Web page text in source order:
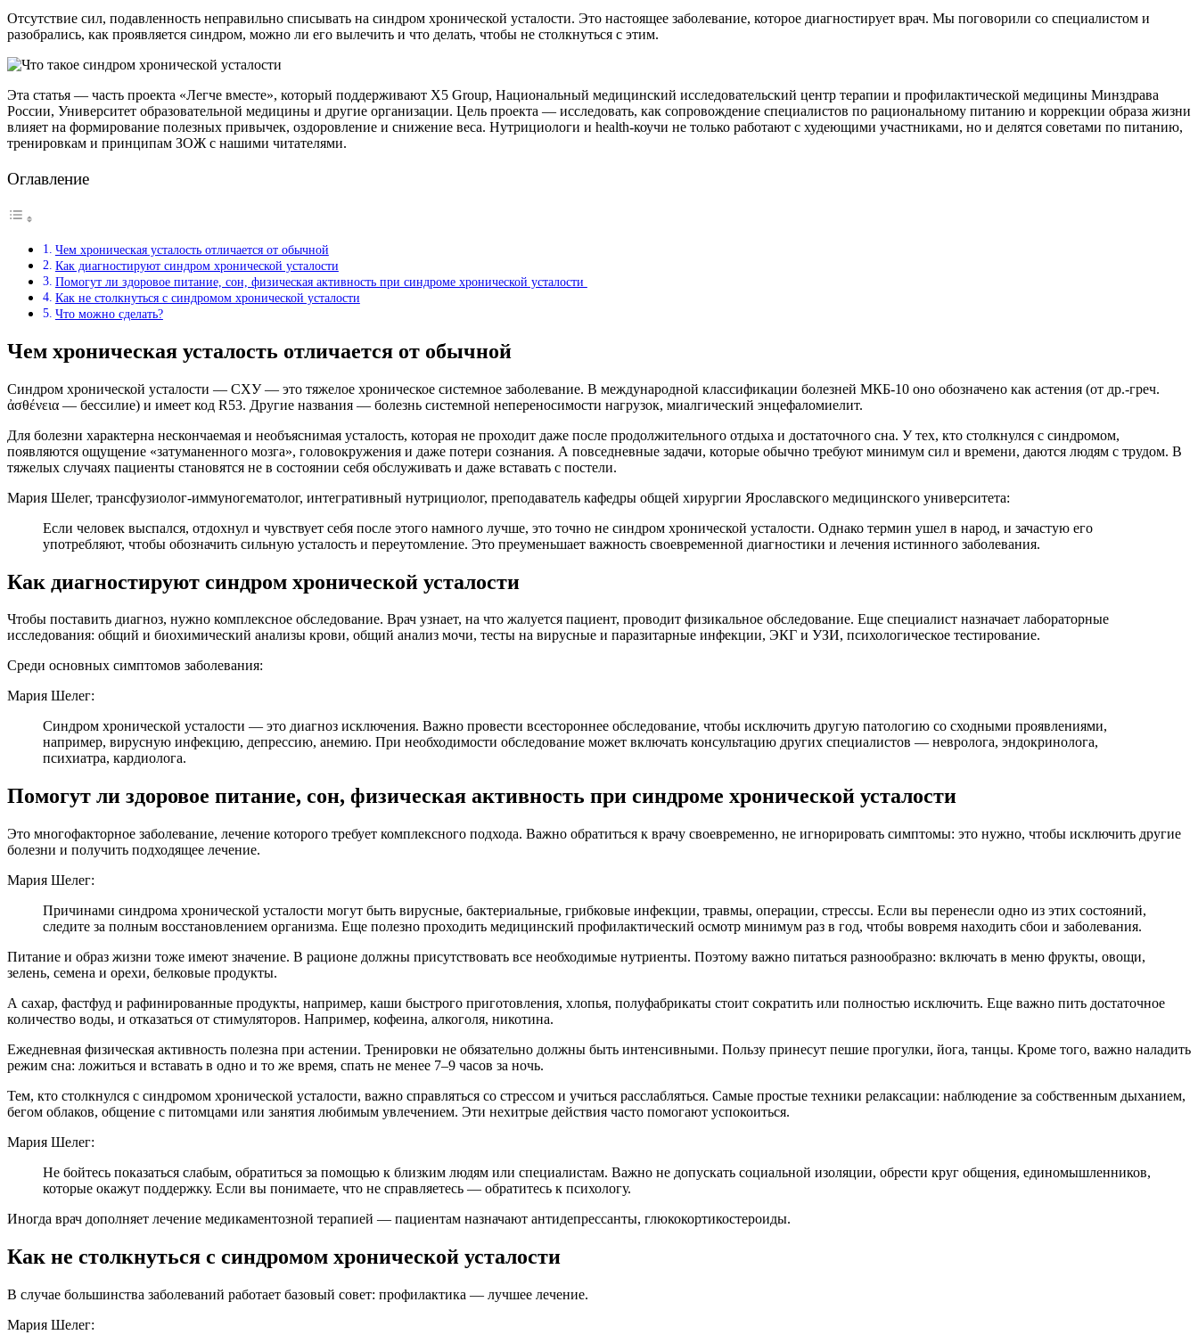
Отсутствие сил, подавленность неправильно списывать на синдром хронической усталости. Это настоящее заболевание, которое диагностирует врач. Мы поговорили со специалистом и
разобрались, как проявляется синдром, можно ли его вылечить и что делать, чтобы не столкнуться с этим.
Эта статья — часть проекта «Легче вместе», который поддерживают X5 Group, Национальный медицинский исследовательский центр терапии и профилактической медицины Минздрава
России, Университет образовательной медицины и другие организации. Цель проекта — исследовать, как сопровождение специалистов по рациональному питанию и коррекции образа жизни
влияет на формирование полезных привычек, оздоровление и снижение веса. Нутрициологи и health-коучи не только работают с худеющими участниками, но и делятся советами по питанию,
тренировкам и принципам ЗОЖ с нашими читателями.
Оглавление
Чем хроническая усталость отличается от обычной
Как диагностируют синдром хронической усталости
Помогут ли здоровое питание, сон, физическая активность при синдроме хронической усталости
Как не столкнуться с синдромом хронической усталости
Что можно сделать?
Чем хроническая усталость отличается от обычной
Синдром хронической усталости — СХУ — это тяжелое хроническое системное заболевание. В международной классификации болезней МКБ-10 оно обозначено как астения (от др.-греч.
ἀσθένεια — бессилие) и имеет код R53. Другие названия — болезнь системной непереносимости нагрузок, миалгический энцефаломиелит.
Для болезни характерна нескончаемая и необъяснимая усталость, которая не проходит даже после продолжительного отдыха и достаточного сна. У тех, кто столкнулся с синдромом,
появляются ощущение «затуманенного мозга», головокружения и даже потери сознания. А повседневные задачи, которые обычно требуют минимум сил и времени, даются людям с трудом. В
тяжелых случаях пациенты становятся не в состоянии себя обслуживать и даже вставать с постели.
Мария Шелег, трансфузиолог-иммуногематолог, интегративный нутрициолог, преподаватель кафедры общей хирургии Ярославского медицинского университета:
Если человек выспался, отдохнул и чувствует себя после этого намного лучше, это точно не синдром хронической усталости. Однако термин ушел в народ, и зачастую его
употребляют, чтобы обозначить сильную усталость и переутомление. Это преуменьшает важность своевременной диагностики и лечения истинного заболевания.
Как диагностируют синдром хронической усталости
Чтобы поставить диагноз, нужно комплексное обследование. Врач узнает, на что жалуется пациент, проводит физикальное обследование. Еще специалист назначает лабораторные
исследования: общий и биохимический анализы крови, общий анализ мочи, тесты на вирусные и паразитарные инфекции, ЭКГ и УЗИ, психологическое тестирование.
Среди основных симптомов заболевания:
Мария Шелег:
Синдром хронической усталости — это диагноз исключения. Важно провести всестороннее обследование, чтобы исключить другую патологию со сходными проявлениями,
например, вирусную инфекцию, депрессию, анемию. При необходимости обследование может включать консультацию других специалистов — невролога, эндокринолога,
психиатра, кардиолога.
Помогут ли здоровое питание, сон, физическая активность при синдроме хронической усталости
Это многофакторное заболевание, лечение которого требует комплексного подхода. Важно обратиться к врачу своевременно, не игнорировать симптомы: это нужно, чтобы исключить другие
болезни и получить подходящее лечение.
Мария Шелег:
Причинами синдрома хронической усталости могут быть вирусные, бактериальные, грибковые инфекции, травмы, операции, стрессы. Если вы перенесли одно из этих состояний,
следите за полным восстановлением организма. Еще полезно проходить медицинский профилактический осмотр минимум раз в год, чтобы вовремя находить сбои и заболевания.
Питание и образ жизни тоже имеют значение. В рационе должны присутствовать все необходимые нутриенты. Поэтому важно питаться разнообразно: включать в меню фрукты, овощи,
зелень, семена и орехи, белковые продукты.
А сахар, фастфуд и рафинированные продукты, например, каши быстрого приготовления, хлопья, полуфабрикаты стоит сократить или полностью исключить. Еще важно пить достаточное
количество воды, и отказаться от стимуляторов. Например, кофеина, алкоголя, никотина.
Ежедневная физическая активность полезна при астении. Тренировки не обязательно должны быть интенсивными. Пользу принесут пешие прогулки, йога, танцы. Кроме того, важно наладить
режим сна: ложиться и вставать в одно и то же время, спать не менее 7–9 часов за ночь.
Тем, кто столкнулся с синдромом хронической усталости, важно справляться со стрессом и учиться расслабляться. Самые простые техники релаксации: наблюдение за собственным дыханием,
бегом облаков, общение с питомцами или занятия любимым увлечением. Эти нехитрые действия часто помогают успокоиться.
Мария Шелег:
Не бойтесь показаться слабым, обратиться за помощью к близким людям или специалистам. Важно не допускать социальной изоляции, обрести круг общения, единомышленников,
которые окажут поддержку. Если вы понимаете, что не справляетесь — обратитесь к психологу.
Иногда врач дополняет лечение медикаментозной терапией — пациентам назначают антидепрессанты, глюкокортикостероиды.
Как не столкнуться с синдромом хронической усталости
В случае большинства заболеваний работает базовый совет: профилактика — лучшее лечение.
Мария Шелег: